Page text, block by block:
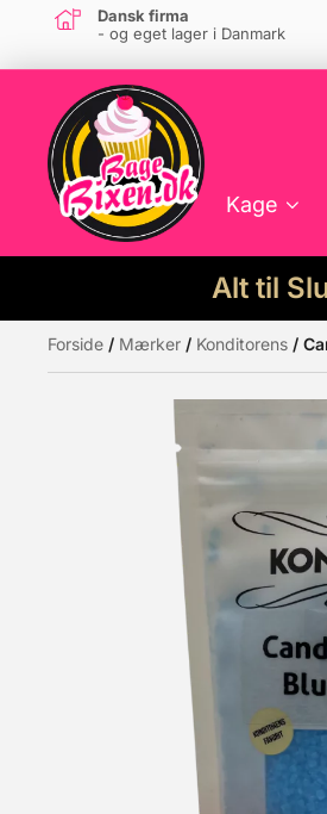
Dansk firma
- og eget lager i Danmark
Kage
Alt til
Måske kunne nogle af
Forside / Mærker / Konditorens /